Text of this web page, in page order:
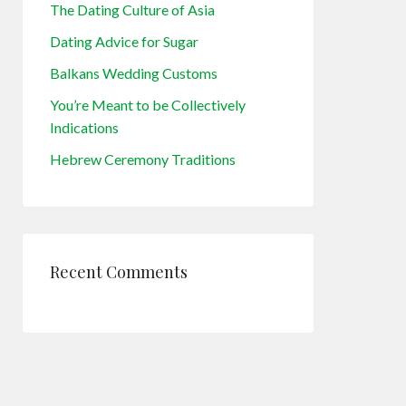
The Dating Culture of Asia
Dating Advice for Sugar
Balkans Wedding Customs
You’re Meant to be Collectively
Indications
Hebrew Ceremony Traditions
Recent Comments